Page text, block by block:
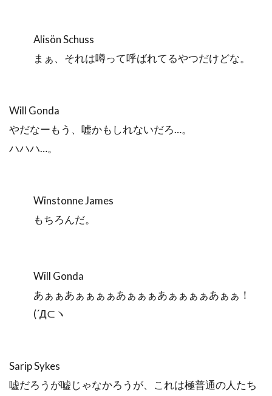
Alisön Schuss
まぁ、それは噂って呼ばれてるやつだけどな。
Will Gonda
やだなーもう、嘘かもしれないだろ…。
ハハハ…。
Winstonne James
もちろんだ。
Will Gonda
あぁぁあぁぁぁぁあぁぁぁあぁぁぁぁあぁぁ！
(´Д⊂ヽ
Sarip Sykes
嘘だろうが嘘じゃなかろうが、これは極普通の人たち